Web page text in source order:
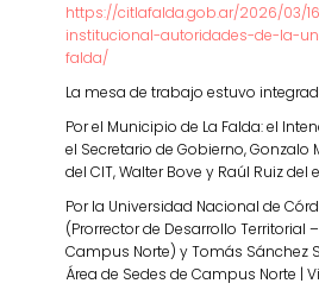
https://citlafalda.gob.ar/2026/03/
institucional-autoridades-de-la-
falda/
La mesa de trabajo estuvo
Por el Municipio de La Falda: el
el Secretario de Gobierno, Gonzalo
del CIT, Walter Bove y Raúl Ruiz
Por la Universidad Nacional de
(Prorrector de Desarrollo Territorial
Campus Norte) y Tomás Sánchez
Área de Sedes de Campus Norte |